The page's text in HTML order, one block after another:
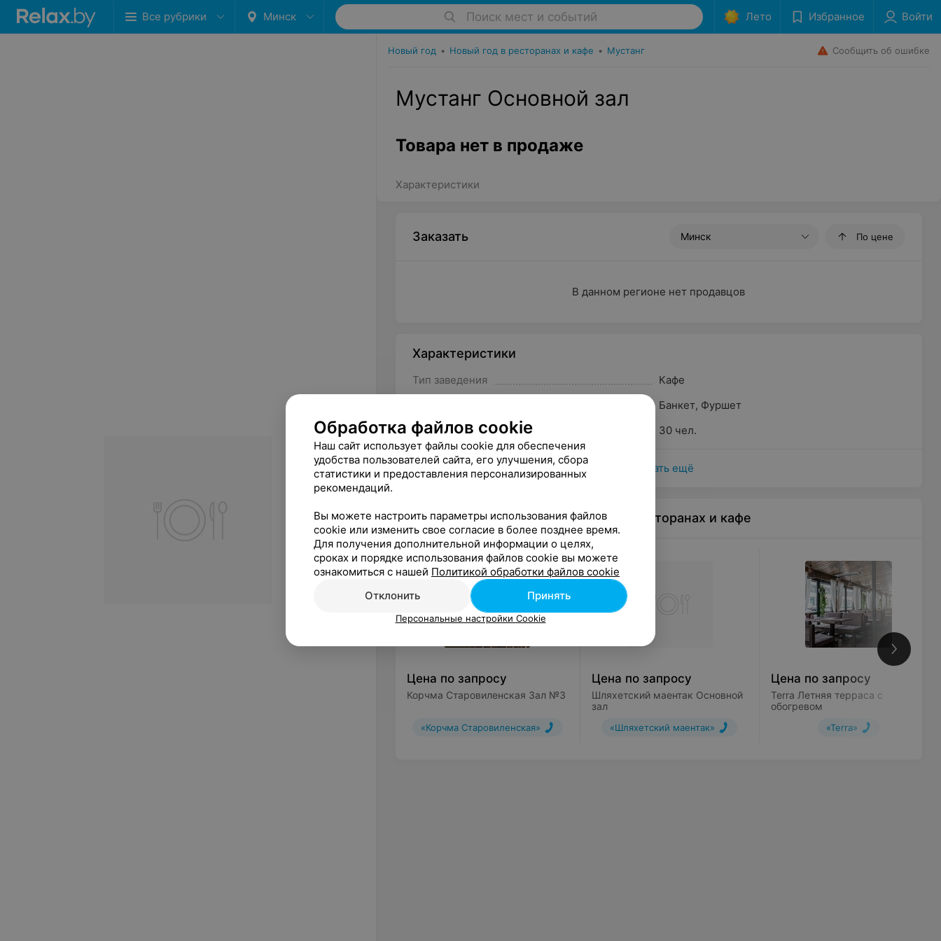
Все рубрики Минск Поиск мест и событий Лето Избранное Войти
Новый год • Новый год в ресторанах и кафе • Мустанг Сообщить об ошибке
Мустанг Основной зал
Товара нет в продаже
Характеристики
Заказать Минск По цене
В данном регионе нет продавцов
Характеристики
Тип заведения
Кафе
Банкет, Фуршет
Вместимость на банкет
30 чел.
Показать ещё
Другие залы рубрики Новый год в ресторанах и кафе
Цена по запросу
Корчма Старовиленская Зал №3
«Корчма Старовиленская»
Цена по запросу
Шляхетский маентак Основной
зал
«Шляхетский маентак»
Цена по запросу
Terra Летняя терраса с
обогревом
«Terra»
Обработка файлов cookie
Наш сайт использует файлы cookie для обеспечения
удобства пользователей сайта, его улучшения, сбора
статистики и предоставления персонализированных
рекомендаций.
Вы можете настроить параметры использования файлов
cookie или изменить свое согласие в более позднее время.
Для получения дополнительной информации о целях,
сроках и порядке использования файлов cookie вы можете
ознакомиться с нашей Политикой обработки файлов cookie
Отклонить
Принять
Персональные настройки Cookie